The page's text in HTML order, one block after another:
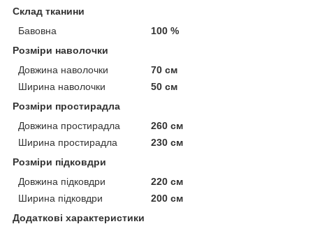
Склад тканини
Бавовна
100 %
Розміри наволочки
Довжина наволочки
70 см
Ширина наволочки
50 см
Розміри простирадла
Довжина простирадла
260 см
Ширина простирадла
230 см
Розміри підковдри
Довжина підковдри
220 см
Ширина підковдри
200 см
Додаткові характеристики